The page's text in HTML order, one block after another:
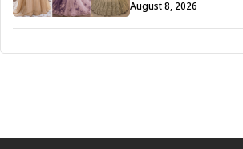
August 8, 2026